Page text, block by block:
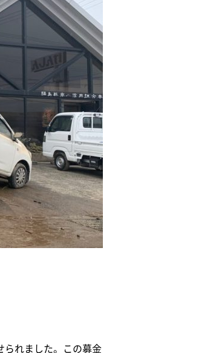
られました。この募金